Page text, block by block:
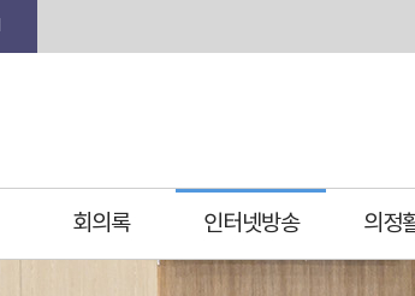
회의록 인터넷방송 의정